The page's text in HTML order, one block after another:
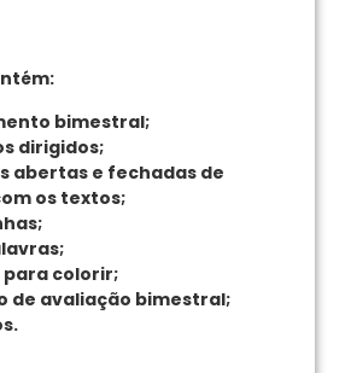
bimestral;
dirigidos;
abertas e fechadas de
os textos;
para colorir;
de avaliação bimestral;